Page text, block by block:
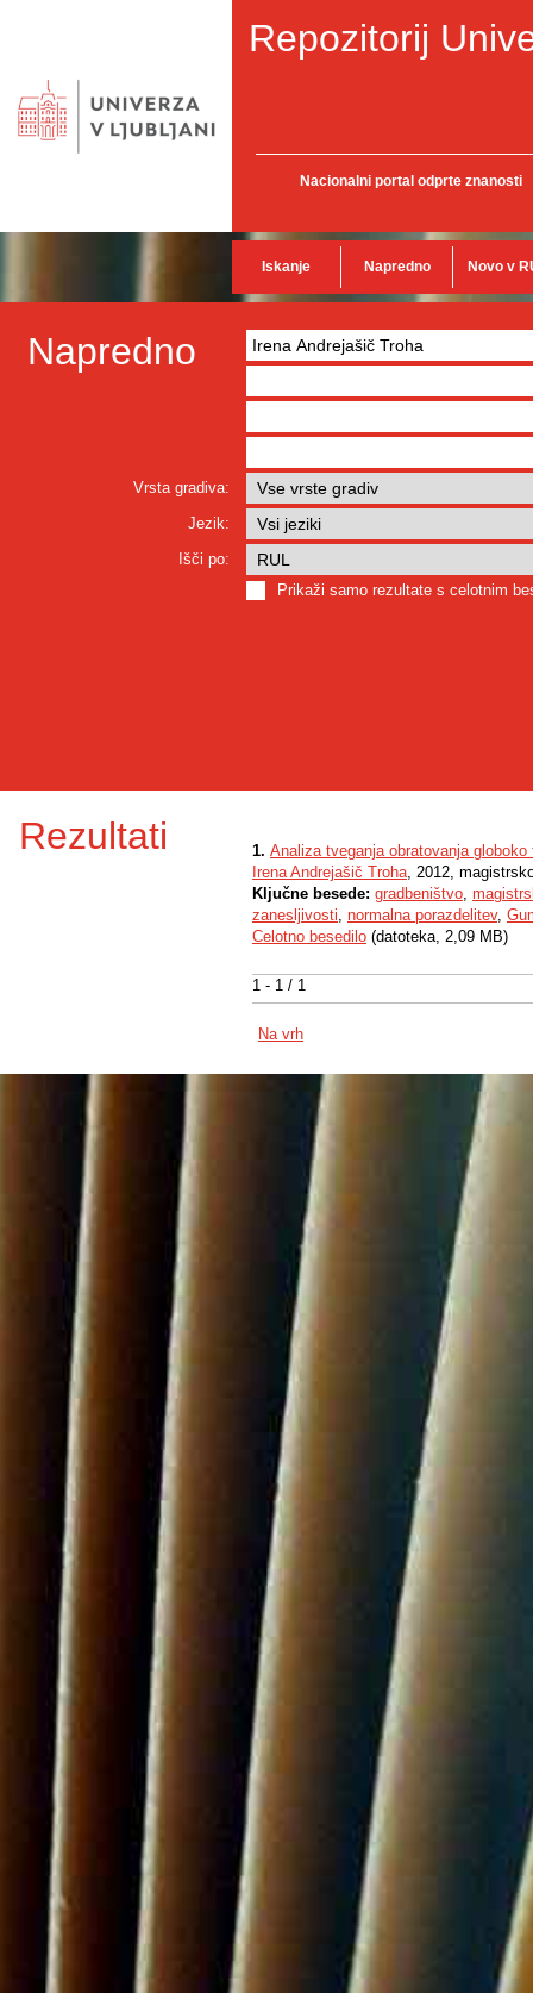
Repozitorij
Nacionalni portal odprte znanosti
Iskanje Napredno Novo v
Napredno
Vrsta gradiva:
Jezik:
Išči po:
Prikaži samo rezultate s celotnim
Rezultati
1 - 1 / 1
1. Analiza tveganja obratovanja
Irena Andrejašič Troha, 2012,
Ključne besede: gradbeništvo,
zanesljivosti, normalna porazdelitev,
Celotno besedilo (datoteka, 2,09 MB)
Na vrh